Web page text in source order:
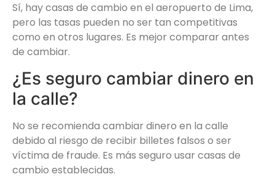
Sí, hay casas de cambio en el aeropuerto de Lima,
pero las tasas pueden no ser tan competitivas
como en otros lugares. Es mejor comparar antes
de cambiar.
¿Es seguro cambiar dinero en
la calle?
No se recomienda cambiar dinero en la calle
debido al riesgo de recibir billetes falsos o ser
víctima de fraude. Es más seguro usar casas de
cambio establecidas.